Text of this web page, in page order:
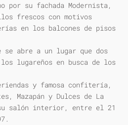
por su fachada Modernista,
frescos con motivos
en los balcones de pisos
se abre a un lugar que dos
lugareños en busca de los
y famosa confitería,
Mazapán y Dulces de La
salón interior, entre el 21